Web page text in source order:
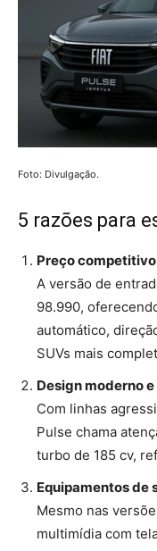
Foto: Divulgação.
5 razões para
Preço competitivo
A versão de
98.990,
automático,
SUVs mais
Design moderno
Com linhas
Pulse chama
turbo de 185 cv,
Equipamentos de
Mesmo nas
multimídia com